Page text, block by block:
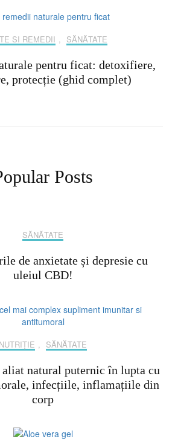
SI REMEDII SĂNĂTATE
pentru ficat: detoxifiere,
protecție (ghid complet)
Posts
SĂNĂTATE
de anxietate și depresie cu
uleiul CBD!
NUTRIȚIE SĂNĂTATE
natural puternic în lupta cu
infecțiile, inflamațiile din
corp